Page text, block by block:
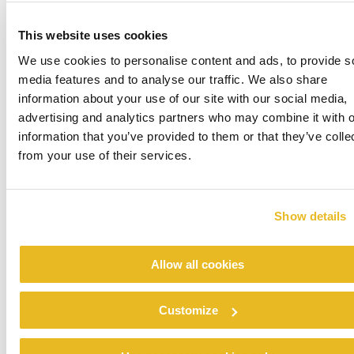
This website uses cookies
We use cookies to personalise content and ads, to provide
media features and to analyse our traffic. We also share
information about your use of our site with our social media,
advertising and analytics partners who may combine it with
information that you’ve provided to them or that they’ve
from your use of their services.
Show details
Allow all cookies
Customize
Renovatie noodopvang Stein
Verder lezen
Colegio Ramón y Cajal